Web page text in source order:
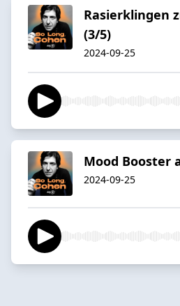
Rasierklingen
(3/5)
2024-09-25
Mood Booster
2024-09-25